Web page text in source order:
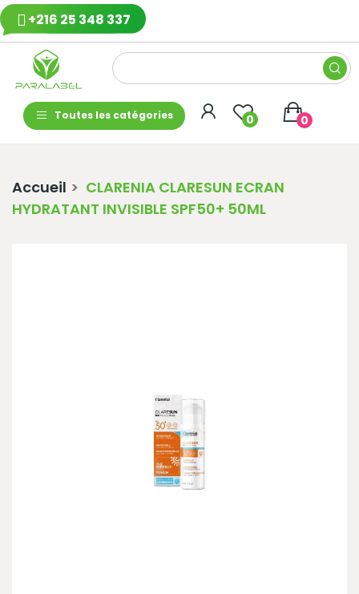
+216 25 348 337
Toutes les catégories 0 0
Accueil
CLARENIA CLARESUN ECRAN
HYDRATANT INVISIBLE SPF50+ 50ML